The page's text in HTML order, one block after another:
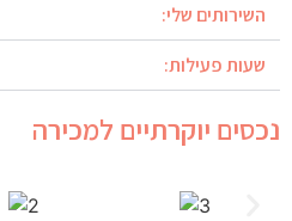
השירותים שלי:
שעות פעילות:
נכסים יוקרתיים למכירה